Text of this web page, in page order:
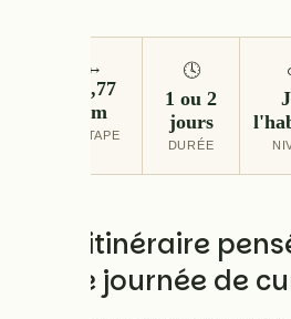
↔️
27,77
km
1 ÉTAPE
🕓
1 ou 2
jours
DURÉE
Un itinéraire
une journée de